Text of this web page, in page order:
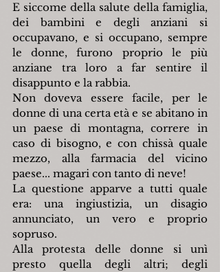
E siccome della salute della famiglia,
dei bambini e degli anziani si
occupavano, e si occupano, sempre
le donne, furono proprio le più
anziane tra loro a far sentire il
disappunto e la rabbia.
Non doveva essere facile, per le
donne di una certa età e se abitano in
un paese di montagna, correre in
caso di bisogno, e con chissà quale
mezzo, alla farmacia del vicino
paese... magari con tanto di neve!
La questione apparve a tutti quale
era: una ingiustizia, un disagio
annunciato, un vero e proprio
sopruso.
Alla protesta delle donne si unì
presto quella degli altri; degli